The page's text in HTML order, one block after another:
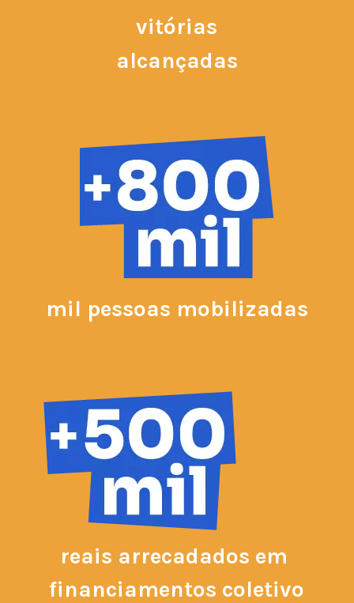
vitórias
alcançadas
mil pessoas mobilizadas
reais arrecadados em
financiamentos coletivo